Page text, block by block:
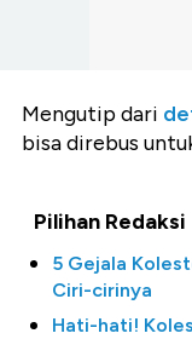
Mengutip dari
bisa direbus
Pilihan Redaksi
5 Gejala
Ciri-cirinya
Hati-hati!